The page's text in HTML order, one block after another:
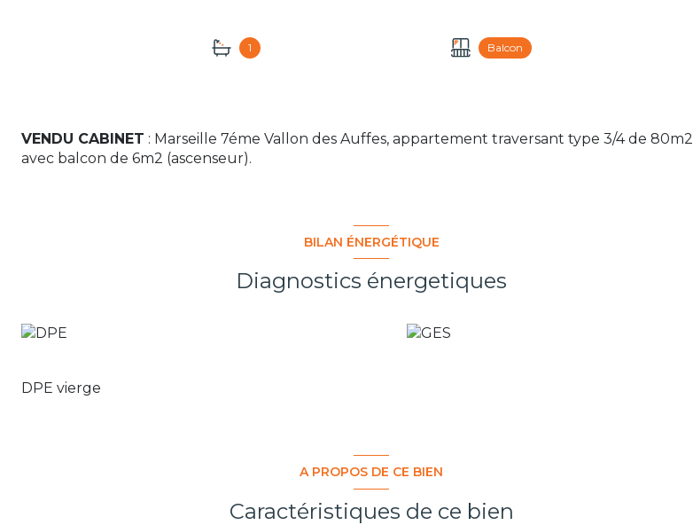
1 Balcon
VENDU CABINET : Marseille 7éme Vallon des Auffes, appartement traversant type 3/4 de 80m2
avec balcon de 6m2 (ascenseur).
BILAN ÉNERGÉTIQUE
Diagnostics énergetiques
DPE vierge
A PROPOS DE CE BIEN
Caractéristiques de ce bien